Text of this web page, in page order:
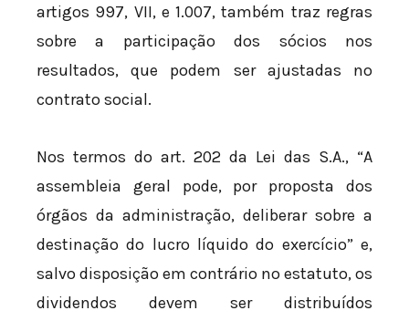
artigos 997, VII, e 1.007, também traz regras
sobre a participação dos sócios nos
resultados, que podem ser ajustadas no
contrato social.
Nos termos do art. 202 da Lei das S.A., “A
assembleia geral pode, por proposta dos
órgãos da administração, deliberar sobre a
destinação do lucro líquido do exercício” e,
salvo disposição em contrário no estatuto, os
dividendos devem ser distribuídos